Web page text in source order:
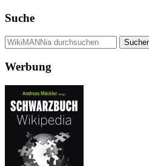
Suche
Werbung